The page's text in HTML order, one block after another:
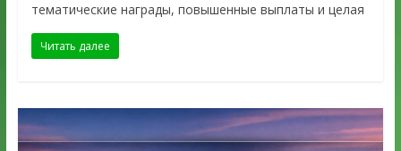
тематические награды, повышенные выплаты и целая
Читать далее